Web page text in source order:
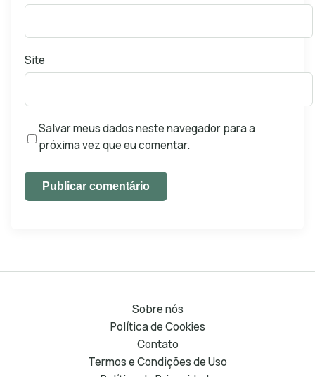
Site
Salvar meus dados neste navegador para a
próxima vez que eu comentar.
Publicar comentário
Sobre nós
Política de Cookies
Contato
Termos e Condições de Uso